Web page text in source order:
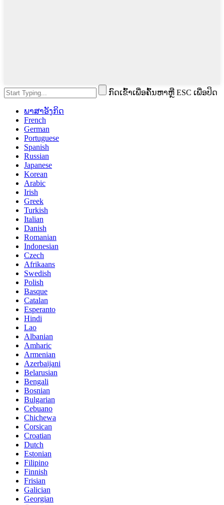
ກົດເຂົ້າເພື່ອຄົ້ນຫາຫຼື ESC ເພື່ອປິດ
ພາສາອັງກິດ
French
German
Portuguese
Spanish
Russian
Japanese
Korean
Arabic
Irish
Greek
Turkish
Italian
Danish
Romanian
Indonesian
Czech
Afrikaans
Swedish
Polish
Basque
Catalan
Esperanto
Hindi
Lao
Albanian
Amharic
Armenian
Azerbaijani
Belarusian
Bengali
Bosnian
Bulgarian
Cebuano
Chichewa
Corsican
Croatian
Dutch
Estonian
Filipino
Finnish
Frisian
Galician
Georgian